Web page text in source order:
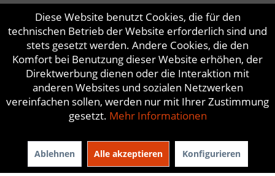
Diese Website benutzt Cookies, die für den
technischen Betrieb der Website erforderlich sind und
stets gesetzt werden. Andere Cookies, die den
Komfort bei Benutzung dieser Website erhöhen, der
Direktwerbung dienen oder die Interaktion mit
anderen Websites und sozialen Netzwerken
vereinfachen sollen, werden nur mit Ihrer Zustimmung
gesetzt. Mehr Informationen
Ablehnen Alle akzeptieren Konfigurieren